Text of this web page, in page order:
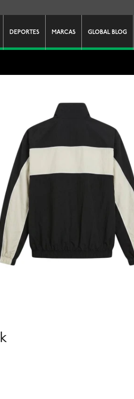
DEPORTES MARCAS GLOBAL BLOG